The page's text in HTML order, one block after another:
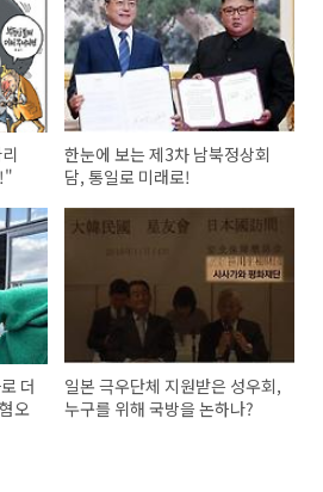
한눈에 보는 제3차 남북정상회
담, 통일로 미래로!
더
오
일본 극우단체 지원받은 성우회,
누구를 위해 국방을 논하나?